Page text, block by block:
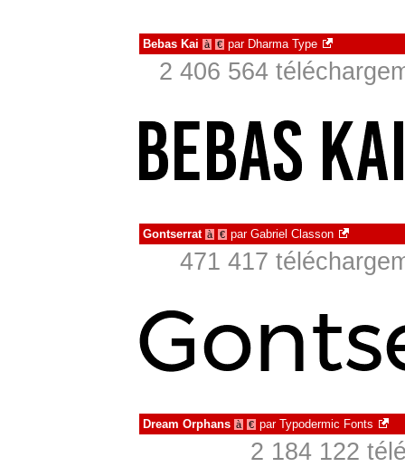
Bebas Kai à € par Dharma Type
2 406 564
Gontserrat à € par Gabriel Classon
471 417
Dream Orphans à € par Typodermic Fonts
2 184 122